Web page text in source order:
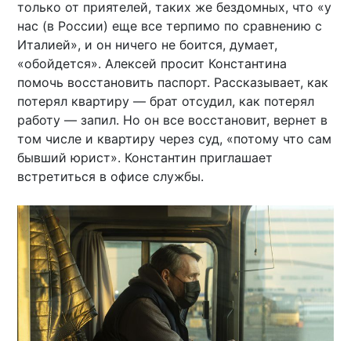
только от приятелей, таких же бездомных, что «у
нас (в России) еще все терпимо по сравнению с
Италией», и он ничего не боится, думает,
«обойдется». Алексей просит Константина
помочь восстановить паспорт. Рассказывает, как
потерял квартиру — брат отсудил, как потерял
работу — запил. Но он все восстановит, вернет в
том числе и квартиру через суд, «потому что сам
бывший юрист». Константин приглашает
встретиться в офисе службы.